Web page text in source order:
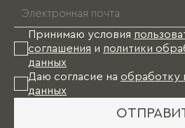
Принимаю условия
соглашения и политики
данных
Даю согласие на обработку
данных